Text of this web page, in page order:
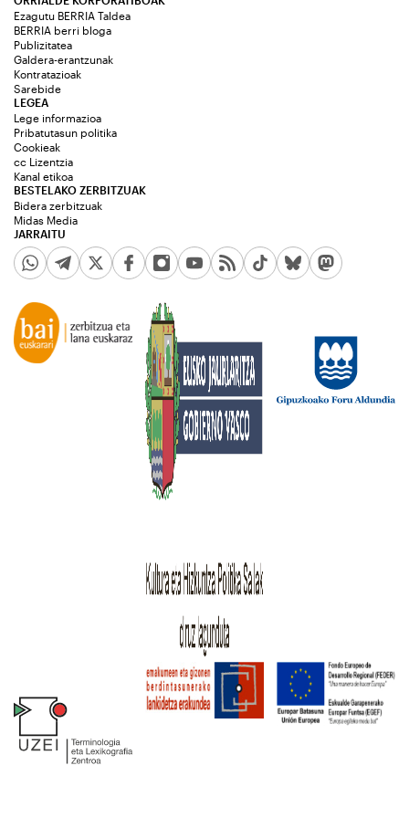
Ezagutu BERRIA Taldea
BERRIA berri bloga
Publizitatea
Galdera-erantzunak
Kontratazioak
Sarebide
JARRAITU
LEGEA
Lege informazioa
Pribatutasun politika
Cookieak
cc Lizentzia
Kanal etikoa
BESTELAKO ZERBITZUAK
Bidera zerbitzuak
Midas Media